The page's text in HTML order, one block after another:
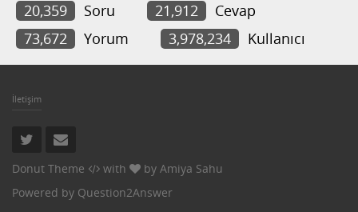
20,359 Soru 21,912
Cevap
73,672
Yorum 3,978,234 Kullanıcı
İletişim
Donut Theme with by Amiya Sahu
Powered by Question2Answer